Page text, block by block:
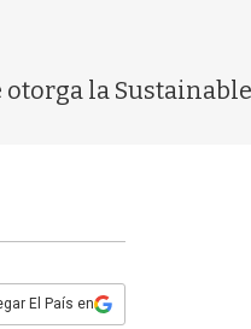
la
El País en